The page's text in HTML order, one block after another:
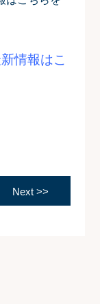
情報はこ
Next >>